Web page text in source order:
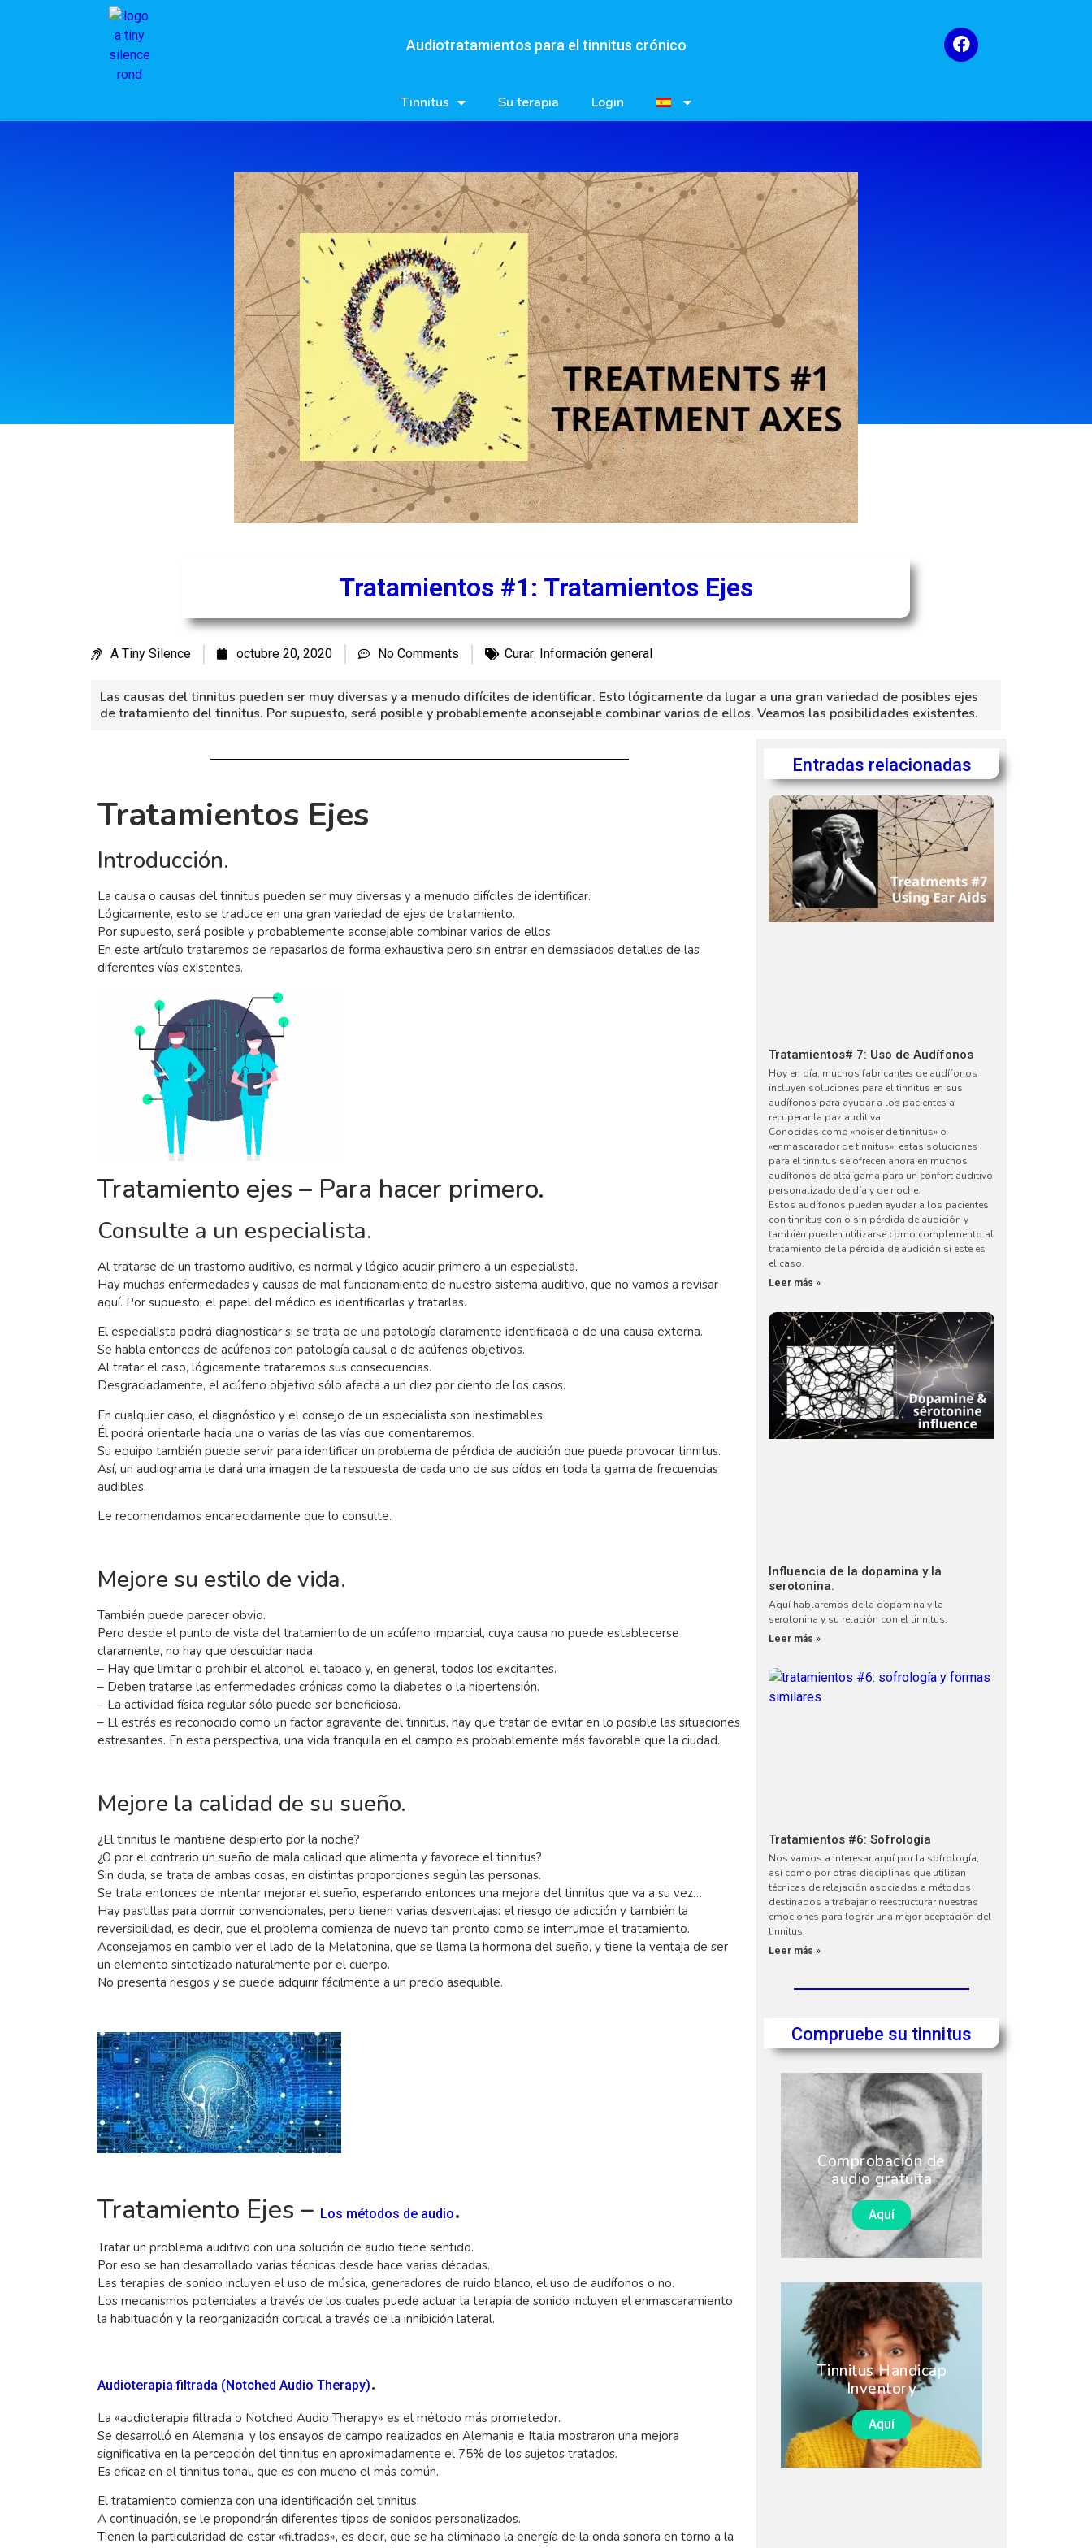
Audiotratamientos para el tinnitus crónico
Tinnitus Su terapia Login
Tratamientos #1: Tratamientos Ejes
A Tiny Silence octubre 20, 2020 No Comments Curar, Información general
Las causas del tinnitus pueden ser muy diversas y a menudo difíciles de identificar. Esto lógicamente da lugar a una gran variedad de posibles ejes
de tratamiento del tinnitus. Por supuesto, será posible y probablemente aconsejable combinar varios de ellos. Veamos las posibilidades existentes.
Tratamientos Ejes
Introducción.
La causa o causas del tinnitus pueden ser muy diversas y a menudo difíciles de identificar.
Lógicamente, esto se traduce en una gran variedad de ejes de tratamiento.
Por supuesto, será posible y probablemente aconsejable combinar varios de ellos.
En este artículo trataremos de repasarlos de forma exhaustiva pero sin entrar en demasiados detalles de las
diferentes vías existentes.
Tratamiento ejes – Para hacer primero.
Consulte a un especialista.
Al tratarse de un trastorno auditivo, es normal y lógico acudir primero a un especialista.
Hay muchas enfermedades y causas de mal funcionamiento de nuestro sistema auditivo, que no vamos a revisar
aquí. Por supuesto, el papel del médico es identificarlas y tratarlas.
El especialista podrá diagnosticar si se trata de una patología claramente identificada o de una causa externa.
Se habla entonces de acúfenos con patología causal o de acúfenos objetivos.
Al tratar el caso, lógicamente trataremos sus consecuencias.
Desgraciadamente, el acúfeno objetivo sólo afecta a un diez por ciento de los casos.
En cualquier caso, el diagnóstico y el consejo de un especialista son inestimables.
Él podrá orientarle hacia una o varias de las vías que comentaremos.
Su equipo también puede servir para identificar un problema de pérdida de audición que pueda provocar tinnitus.
Así, un audiograma le dará una imagen de la respuesta de cada uno de sus oídos en toda la gama de frecuencias
audibles.
Le recomendamos encarecidamente que lo consulte.
Mejore su estilo de vida.
También puede parecer obvio.
Pero desde el punto de vista del tratamiento de un acúfeno imparcial, cuya causa no puede establecerse
claramente, no hay que descuidar nada.
– Hay que limitar o prohibir el alcohol, el tabaco y, en general, todos los excitantes.
– Deben tratarse las enfermedades crónicas como la diabetes o la hipertensión.
– La actividad física regular sólo puede ser beneficiosa.
– El estrés es reconocido como un factor agravante del tinnitus, hay que tratar de evitar en lo posible las situaciones
estresantes. En esta perspectiva, una vida tranquila en el campo es probablemente más favorable que la ciudad.
Mejore la calidad de su sueño.
¿El tinnitus le mantiene despierto por la noche?
¿O por el contrario un sueño de mala calidad que alimenta y favorece el tinnitus?
Sin duda, se trata de ambas cosas, en distintas proporciones según las personas.
Se trata entonces de intentar mejorar el sueño, esperando entonces una mejora del tinnitus que va a su vez…
Hay pastillas para dormir convencionales, pero tienen varias desventajas: el riesgo de adicción y también la
reversibilidad, es decir, que el problema comienza de nuevo tan pronto como se interrumpe el tratamiento.
Aconsejamos en cambio ver el lado de la Melatonina, que se llama la hormona del sueño, y tiene la ventaja de ser
un elemento sintetizado naturalmente por el cuerpo.
No presenta riesgos y se puede adquirir fácilmente a un precio asequible.
Tratamiento Ejes – Los métodos de audio.
Tratar un problema auditivo con una solución de audio tiene sentido.
Por eso se han desarrollado varias técnicas desde hace varias décadas.
Las terapias de sonido incluyen el uso de música, generadores de ruido blanco, el uso de audífonos o no.
Los mecanismos potenciales a través de los cuales puede actuar la terapia de sonido incluyen el enmascaramiento,
la habituación y la reorganización cortical a través de la inhibición lateral.
Audioterapia filtrada (Notched Audio Therapy).
La «audioterapia filtrada o Notched Audio Therapy» es el método más prometedor.
Se desarrolló en Alemania, y los ensayos de campo realizados en Alemania e Italia mostraron una mejora
significativa en la percepción del tinnitus en aproximadamente el 75% de los sujetos tratados.
Es eficaz en el tinnitus tonal, que es con mucho el más común.
El tratamiento comienza con una identificación del tinnitus.
A continuación, se le propondrán diferentes tipos de sonidos personalizados.
Tienen la particularidad de estar «filtrados», es decir, que se ha eliminado la energía de la onda sonora en torno a la
Entradas relacionadas
Tratamientos# 7: Uso de Audífonos
Hoy en día, muchos fabricantes de audífonos
incluyen soluciones para el tinnitus en sus
audífonos para ayudar a los pacientes a
recuperar la paz auditiva.
Conocidas como «noiser de tinnitus» o
«enmascarador de tinnitus», estas soluciones
para el tinnitus se ofrecen ahora en muchos
audífonos de alta gama para un confort auditivo
personalizado de día y de noche.
Estos audífonos pueden ayudar a los pacientes
con tinnitus con o sin pérdida de audición y
también pueden utilizarse como complemento al
tratamiento de la pérdida de audición si este es
el caso.
Leer más »
Influencia de la dopamina y la
serotonina.
Aquí hablaremos de la dopamina y la
serotonina y su relación con el tinnitus.
Leer más »
Tratamientos #6: Sofrología
Nos vamos a interesar aquí por la sofrología,
así como por otras disciplinas que utilizan
técnicas de relajación asociadas a métodos
destinados a trabajar o reestructurar nuestras
emociones para lograr una mejor aceptación del
tinnitus.
Leer más »
Compruebe su tinnitus
Comprobación de
audio gratuita
Aquí
Tinnitus Handicap
Inventory
Aquí